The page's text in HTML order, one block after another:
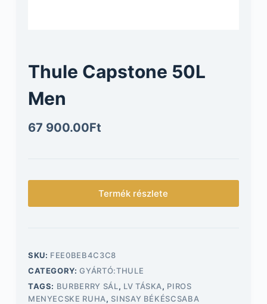
Thule Capstone 50L
Men
67 900.00Ft
Termék részlete
SKU: FEE0BEB4C3C8
CATEGORY:GYÁRTÓ:THULE
TAGS: BURBERRY SÁL, LV TÁSKA, PIROS
MENYECSKE RUHA, SINSAY BÉKÉSCSABA